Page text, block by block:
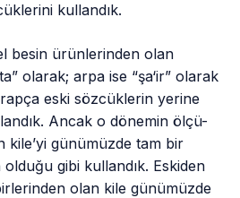
kullandık.
besin ürünlerinden olan
olarak; arpa ise “şa‘ir” olarak
eski sözcüklerin yerine
Ancak o dönemin ölçü-
kile’yi günümüzde tam bir
olduğu gibi kullandık. Eskiden
olan kile günümüzde